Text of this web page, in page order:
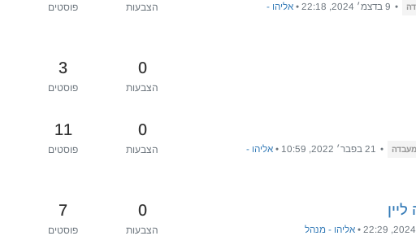
• 9 בדצמ׳ 2024, 22:18 •אליהו -
הצבעות פוסטים
0
הצבעות
3
פוסטים
• 21 בפבר׳ 2022, 10:59 •אליהו -
0
הצבעות
11
פוסטים
•אליהו - מנהל
0
הצבעות
7
פוסטים